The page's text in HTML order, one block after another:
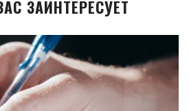
ЗАИНТЕРЕСУЕТ